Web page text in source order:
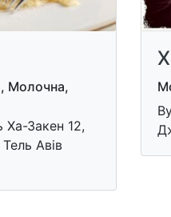
Молочна,
Ха-Закен 12,
Авів